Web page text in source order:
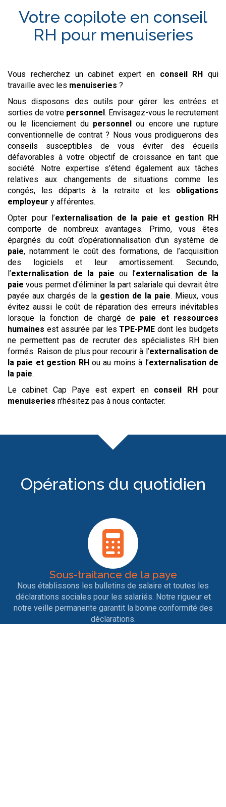
Votre copilote en conseil
RH pour menuiseries
Vous recherchez un cabinet expert en conseil RH
qui
travaille avec les menuiseries ?
Nous disposons des outils pour gérer les entrées et
sorties de votre personnel . Envisagez-vous le recrutement
ou le licenciement du personnel
ou encore une rupture
conventionnelle de contrat ? Nous vous prodiguerons des
conseils susceptibles de vous éviter des écueils
défavorables à votre objectif de croissance en tant que
société. Notre expertise s’étend également aux tâches
relatives aux changements de situations comme les
congés, les départs à la retraite et les obligations
employeur y afférentes.
Opter pour l’externalisation de la paie et gestion RH
comporte de nombreux avantages. Primo, vous êtes
épargnés du coût d’opérationnalisation d'un système de
paie, notamment le coût des formations, de l’acquisition
des logiciels et leur amortissement. Secundo,
l’externalisation de la paie ou l’externalisation de la
paievous permet d'éliminer la part salariale qui devrait être
payée aux chargés de la gestion de la paie. Mieux, vous
évitez aussi le coût de réparation des erreurs inévitables
lorsque la fonction de chargé de paie et ressources
humaines est assurée par lesTPE-PME dont les budgets
ne permettent pas de recruter des spécialistes RH bien
formés. Raison de plus pour recourir à l’externalisation de
la paie et gestion RH ou au moins à l’externalisation de
la paie.
Le cabinet Cap Paye est expert en conseil RH
pour
menuiseries n'hésitez pas à nous contacter.
Opérations du quotidien
Sous-traitance de la paye
Nous établissons les bulletins de salaire et toutes les
déclarations sociales pour les salariés. Notre rigueur et
notre veille permanente garantit la bonne conformité des
déclarations.